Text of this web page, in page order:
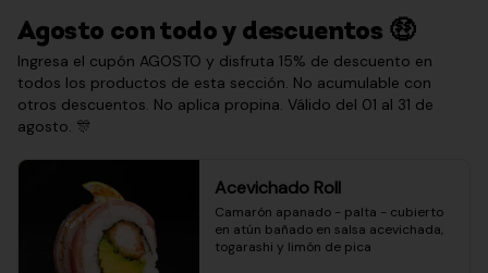
Agosto con todo y descuentos 🤑
Ingresa el cupón AGOSTO y disfruta 15% de descuento en
todos los productos de esta sección. No acumulable con
otros descuentos. No aplica propina. Válido del 01 al 31 de
agosto. 🎊
Acevichado Roll
Camarón apanado - palta - cubierto
en atún bañado en salsa acevichada,
togarashi y limón de pica